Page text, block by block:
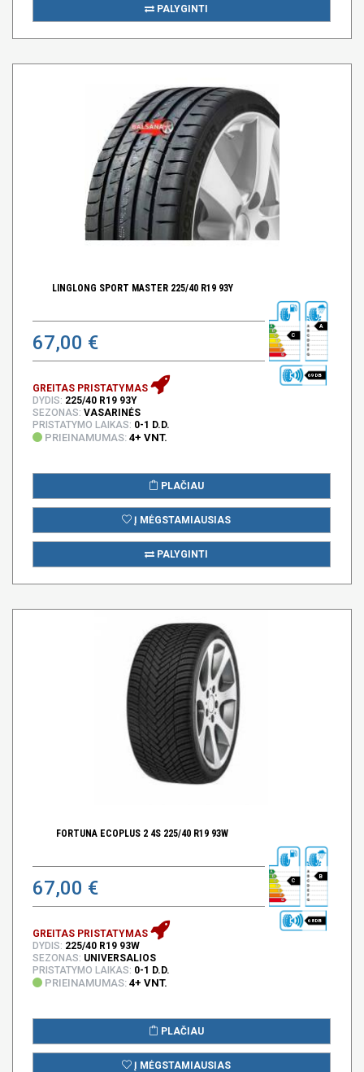
PALYGINTI
LINGLONG SPORT MASTER 225/40 R19 93Y
67,00 € C
A
69 DB
GREITAS PRISTATYMAS
DYDIS: 225/40 R19 93Y
SEZONAS: VASARINĖS
PRISTATYMO LAIKAS: 0-1 D.D.
PRIEINAMUMAS: 4+ VNT.
PLAČIAU
Į MĖGSTAMIAUSIAS
PALYGINTI
FORTUNA ECOPLUS 2 4S 225/40 R19 93W
67,00 € C
B
68 DB
GREITAS PRISTATYMAS
DYDIS: 225/40 R19 93W
SEZONAS: UNIVERSALIOS
PRISTATYMO LAIKAS: 0-1 D.D.
PRIEINAMUMAS: 4+ VNT.
PLAČIAU
Į MĖGSTAMIAUSIAS